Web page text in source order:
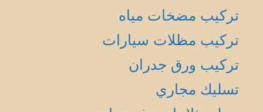
تركيب مضخات مياه
تركيب مظلات سيارات
تركيب ورق جدران
تسليك مجاري